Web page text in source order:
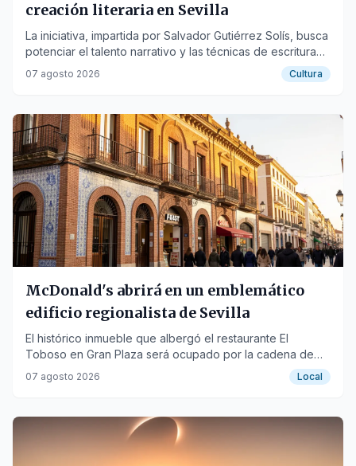
creación literaria en Sevilla
La iniciativa, impartida por Salvador Gutiérrez Solís, busca
potenciar el talento narrativo y las técnicas de escritura
para iniciados y no iniciados.
07 agosto 2026 Cultura
McDonald's abrirá en un emblemático
edificio regionalista de Sevilla
El histórico inmueble que albergó el restaurante El
Toboso en Gran Plaza será ocupado por la cadena de
comida rápida.
07 agosto 2026 Local